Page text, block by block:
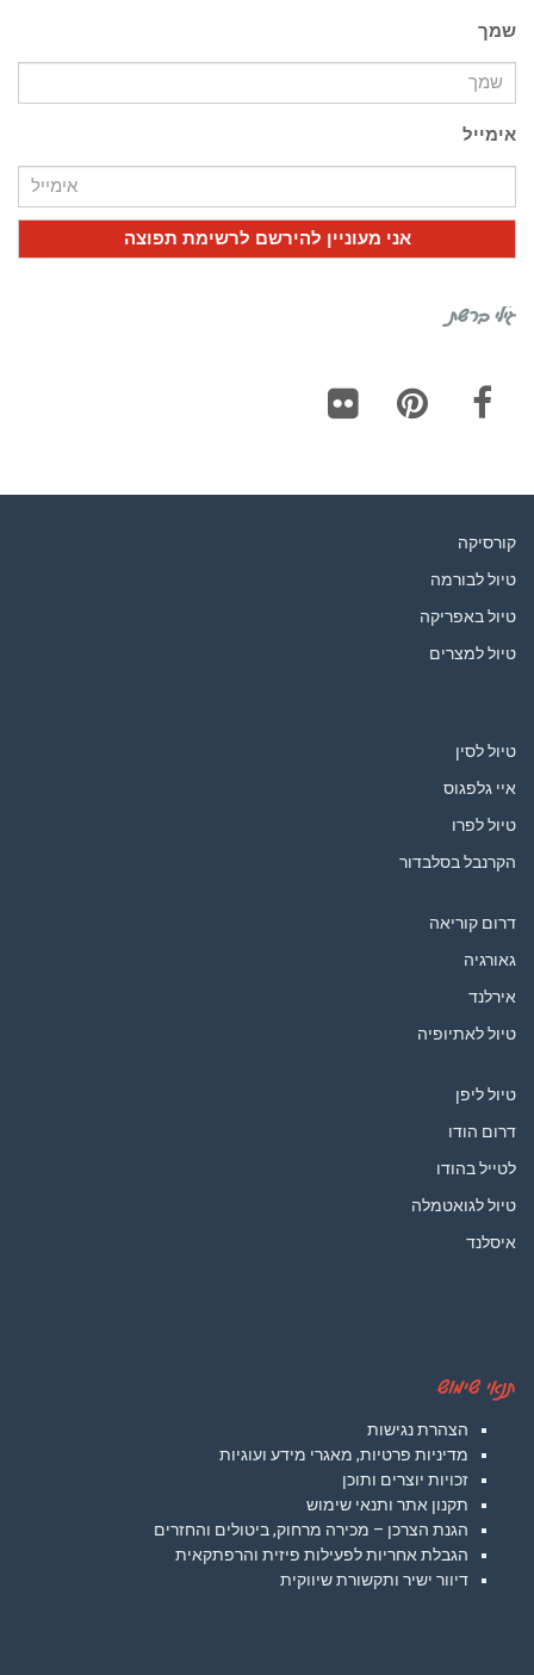
שמך
אימייל
גילי ברשת
קורסיקה
טיול לבורמה
טיול באפריקה
טיול למצרים
טיול לסין
איי גלפגוס
טיול לפרו
הקרנבל בסלבדור
דרום קוריאה
גאורגיה
אירלנד
טיול לאתיופיה
טיול ליפן
דרום הודו
לטייל בהודו
טיול לגואטמלה
איסלנד
תנאי שימוש
הצהרת נגישות
מדיניות פרטיות, מאגרי מידע ועוגיות
זכויות יוצרים ותוכן
תקנון אתר ותנאי שימוש
הגנת הצרכן – מכירה מרחוק, ביטולים והחזרים
הגבלת אחריות לפעילות פיזית והרפתקאית
דיוור ישיר ותקשורת שיווקית